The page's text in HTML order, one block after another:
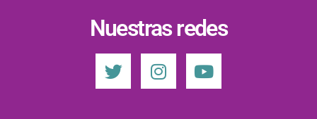
Nuestras redes